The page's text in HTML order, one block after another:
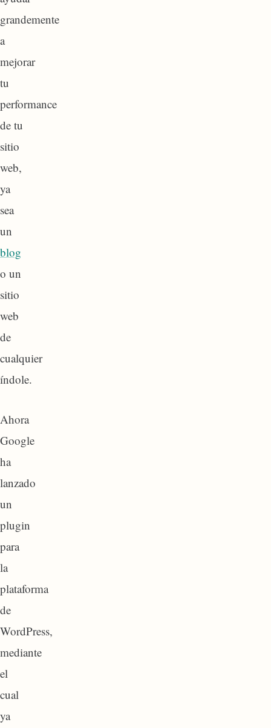
grandemente
a
mejorar
tu
performance
de tu
sitio
web,
ya
sea
un
blog
o un
sitio
web
de
cualquier
índole.
Ahora
Google
ha
lanzado
un
plugin
para
la
plataforma
de
WordPress,
mediante
el
cual
ya